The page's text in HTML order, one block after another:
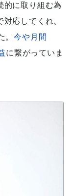
的に取り組む為
応してくれ、
。今や月間
に繋がっていま